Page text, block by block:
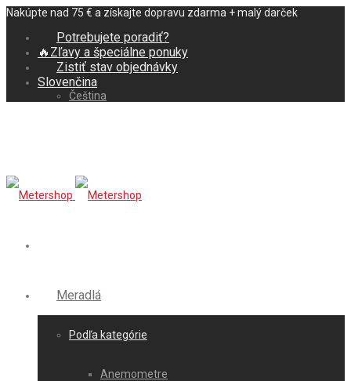
Nakúpte nad 75 € a získajte dopravu zdarma + malý darček
Potrebujete poradiť?
🔥Zľavy a špeciálne ponuky
Zistiť stav objednávky
Slovenčina
Čeština
Meradlá
Podľa kategórie
Anemometre